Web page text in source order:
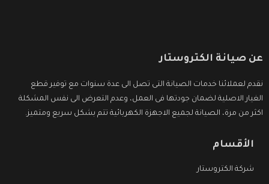
عن صيانة الكتروستار
نقدم لعملائنا خدمات الصيانة التى تصل الى عدة سنوات مع توفير قطع
الغيار الاصلية لضمان جودتها فى العمل، وعدم التعرض الى نفس المشكلة
اكثر من مرة، الصيانة لجميع الاجهزة الكهربائية تتم بشكل سريع ومتميز.
الأقسام
شركة الكتروستار